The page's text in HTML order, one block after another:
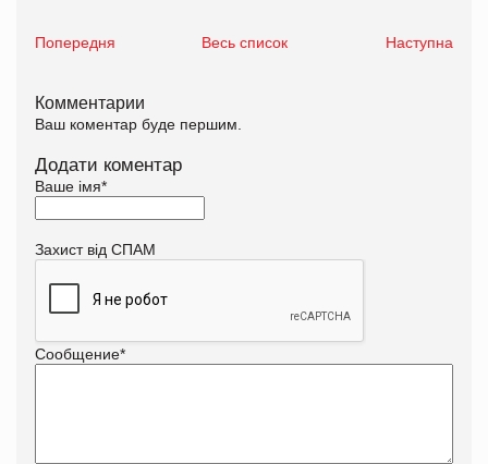
Попередня Весь список Наступна
Комментарии
Ваш коментар буде першим.
Додати коментар
Ваше імя*
Захист від СПАМ
Сообщение*